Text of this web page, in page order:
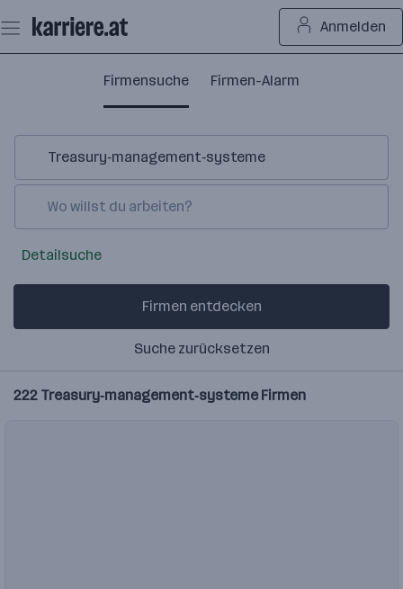
Seiteninhalt
springen
Anmelden
Firmensuche Firmen-Alarm
222 Treasury‑management‑systeme Firmen
Detailsuche
Firmen entdecken
Suche zurücksetzen